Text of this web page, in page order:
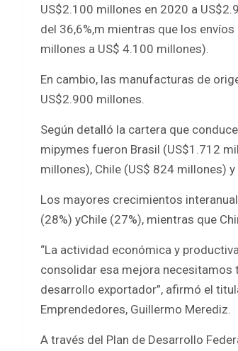
US$2.100 millones en 2020 a
del 36,6%,m mientras que los
millones a US$ 4.100 millones).
En cambio, las manufacturas de
US$2.900 millones.
Según detalló la cartera que
mipymes fueron Brasil (US$1.712
millones), Chile (US$ 824 millones)
Los mayores crecimientos
(28%) yChile (27%), mientras que
“La actividad económica y
consolidar esa mejora necesitamos
desarrollo exportador”, afirmó el
Emprendedores, Guillermo Merediz.
A través del Plan de Desarrollo